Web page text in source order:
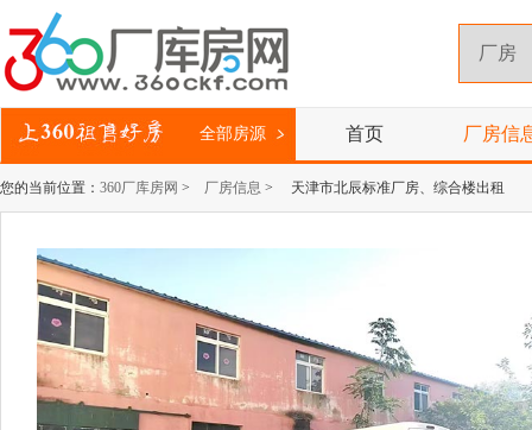
全部房源 首页 厂房信
您的当前位置： 360厂库房网 > 厂房信息 > 天津市北辰标准厂房、综合楼出租